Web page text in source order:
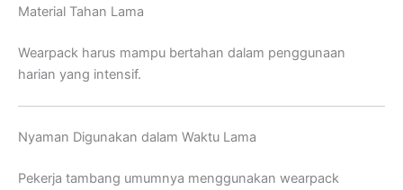
Material Tahan Lama
Wearpack harus mampu bertahan dalam penggunaan
harian yang intensif.
Nyaman Digunakan dalam Waktu Lama
Pekerja tambang umumnya menggunakan wearpack